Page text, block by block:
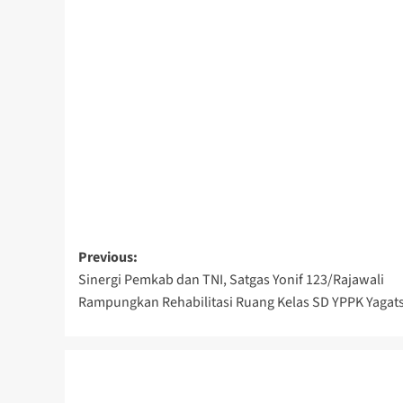
Post
navigation
Previous:
Sinergi Pemkab dan TNI, Satgas Yonif 123/Rajawali
Rampungkan Rehabilitasi Ruang Kelas SD YPPK